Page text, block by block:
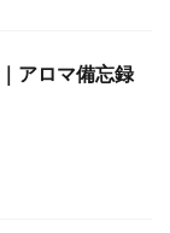
アロマ備忘録